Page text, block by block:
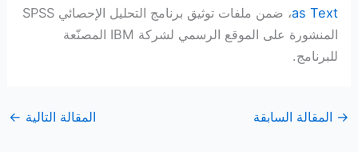
as Text
، ضمن ملفات توثيق برنامج التحليل الإحصائي SPSS
المنشورة على الموقع الرسمي لشركة IBM المصنّعة
للبرنامج.
→ المقالة السابقة المقالة التالية ←